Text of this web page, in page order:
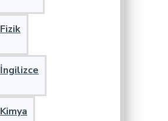
Fizik
İngilizce
Kimya